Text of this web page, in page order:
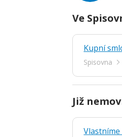
Ve
Kupní
Spisovna
Již